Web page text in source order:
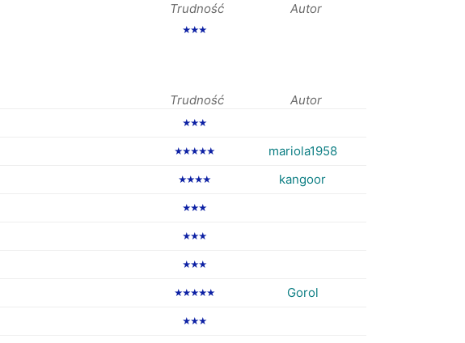
Trudność Autor
★★★
Trudność Autor
★★★
★★★★★ mariola1958
★★★★ kangoor
★★★
★★★
★★★
★★★★★ Gorol
★★★